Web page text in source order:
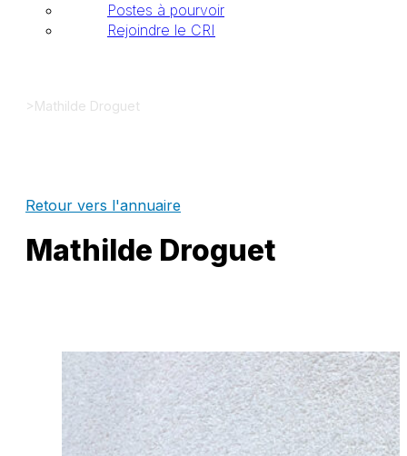
Postes à pourvoir
Rejoindre le CRI
>Mathilde Droguet
Retour vers l'annuaire
Mathilde Droguet